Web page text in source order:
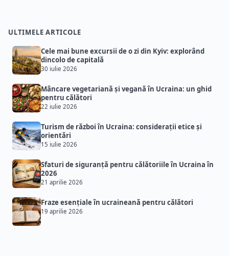
ULTIMELE ARTICOLE
Cele mai bune excursii de o zi din Kyiv: explorând
dincolo de capitală
30 iulie 2026
Mâncare vegetariană și vegană în Ucraina: un ghid
pentru călători
22 iulie 2026
Turism de război în Ucraina: considerații etice și
orientări
15 iulie 2026
Sfaturi de siguranță pentru călătoriile în Ucraina în
2026
21 aprilie 2026
Fraze esențiale în ucraineană pentru călători
19 aprilie 2026